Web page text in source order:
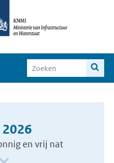
en vrij nat